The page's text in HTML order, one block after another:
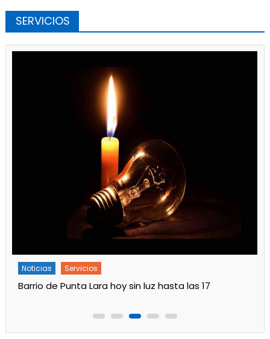
SERVICIOS
Noticias Servicios
Turnos de Farmacias de Julio 2026 en Ensenada